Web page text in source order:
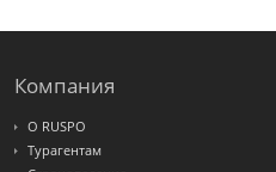
Интурист
Компания
О RUSPO
Турагентам